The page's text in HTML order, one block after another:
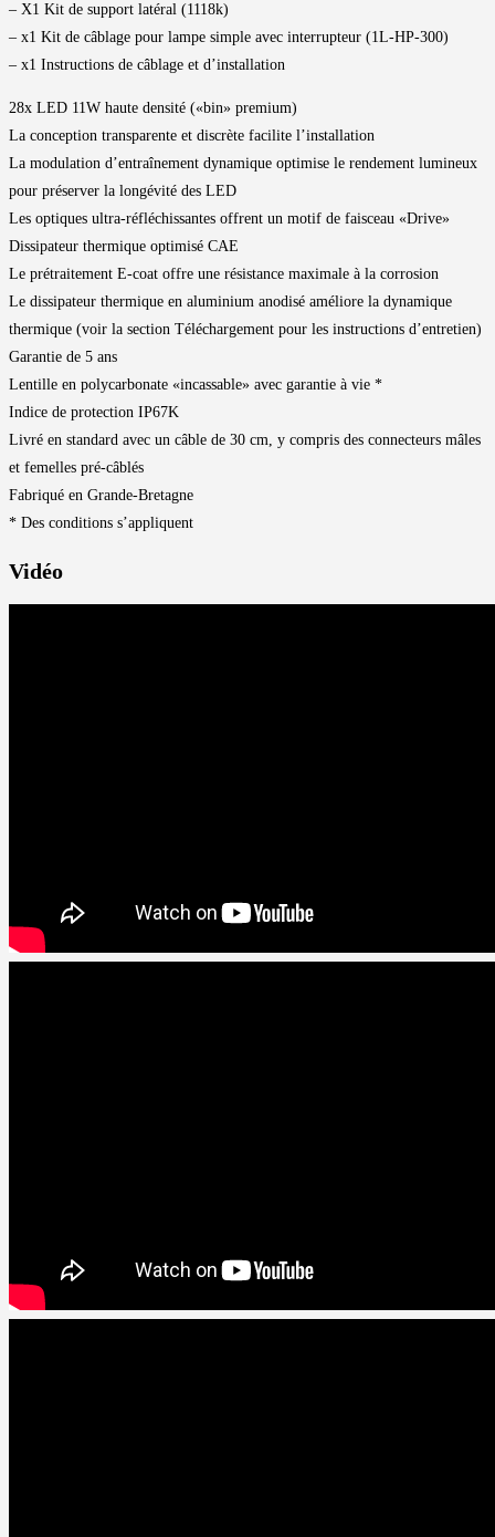
– X1 Kit de support latéral (1118k)
– x1 Kit de câblage pour lampe simple avec interrupteur (1L-HP-300)
– x1 Instructions de câblage et d’installation
28x LED 11W haute densité («bin» premium)
La conception transparente et discrète facilite l’installation
La modulation d’entraînement dynamique optimise le rendement lumineux
pour préserver la longévité des LED
Les optiques ultra-réfléchissantes offrent un motif de faisceau «Drive»
Dissipateur thermique optimisé CAE
Le prétraitement E-coat offre une résistance maximale à la corrosion
Le dissipateur thermique en aluminium anodisé améliore la dynamique
thermique (voir la section Téléchargement pour les instructions d’entretien)
Garantie de 5 ans
Lentille en polycarbonate «incassable» avec garantie à vie *
Indice de protection IP67K
Livré en standard avec un câble de 30 cm, y compris des connecteurs mâles
et femelles pré-câblés
Fabriqué en Grande-Bretagne
* Des conditions s’appliquent
Vidéo